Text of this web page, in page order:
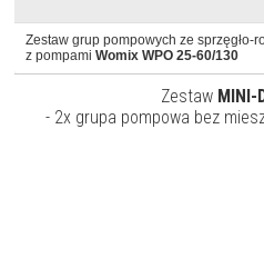
Zestaw grup pompowych ze sprzęgło-
z pompami Womix WPO 25-60/130
Zestaw MINI-
- 2x grupa pompowa bez